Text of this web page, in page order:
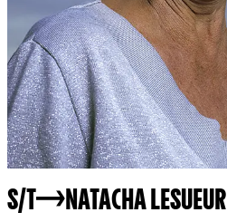
S/T NATACHA LESUEUR